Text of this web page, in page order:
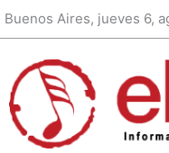
Buenos Aires, jueves 6,